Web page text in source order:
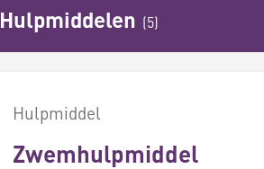
Hulpmiddelen (5)
Hulpmiddel
Zwemhulpmiddel